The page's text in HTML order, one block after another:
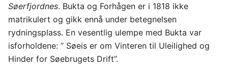
Søerfjordnes. Bukta og Forhågen er i 1818 ikke
matrikulert og gikk ennå under betegnelsen
rydningsplass. En vesentlig ulempe med Bukta var
isforholdene: ” Søeis er om Vinteren til Uleilighed og
Hinder for Søebrugets Drift”.